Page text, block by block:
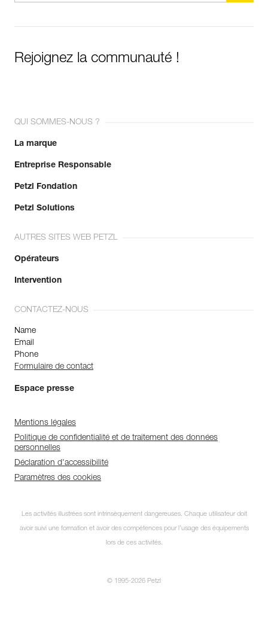
Découvrez ePPEcentre
Rejoignez la communauté !
QUI SOMMES-NOUS ?
La marque
Entreprise Responsable
Petzl Fondation
Petzl Solutions
AUTRES SITES WEB PETZL
Opérateurs
Intervention
CONTACTEZ-NOUS
Name
Email
Phone
Formulaire de contact
Espace presse
Mentions légales
Politique de confidentialité et de traitement des données
personnelles
Déclaration d'accessibilité
Paramètres des cookies
Les activités illustrées sont intrinsèquement dangereuses. Chaque utilisateur doit
avoir suivi une formation et avoir des compétences pour l’usage des équipements
lors de ces activités.
© 1995-2026 Petzl